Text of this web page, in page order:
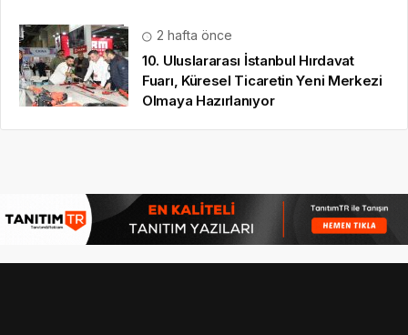
2 hafta önce
10. Uluslararası İstanbul Hırdavat
Fuarı, Küresel Ticaretin Yeni Merkezi
Olmaya Hazırlanıyor